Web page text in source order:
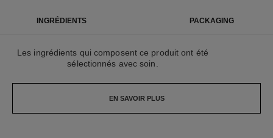
INGRÉDIENTS PACKAGING
Les ingrédients qui composent ce produit ont été
sélectionnés avec soin.
EN SAVOIR PLUS